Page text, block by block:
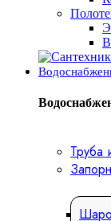
Труба